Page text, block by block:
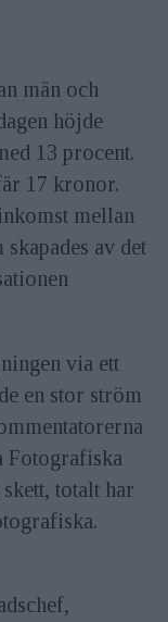
män och
höjde
13 procent.
17 kronor.
mellan
av det
via ett
en stor ström
Fotografiska
totalt har